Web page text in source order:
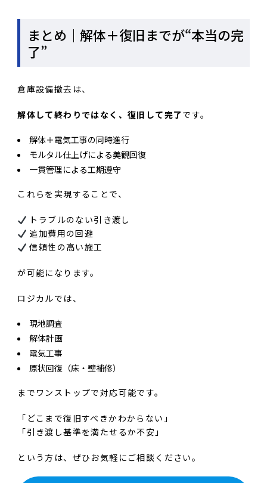
まとめ｜解体＋復旧までが“本当の完
了”
倉庫設備撤去は、
解体して終わりではなく、復旧して完了です。
解体＋電気工事の同時進行
モルタル仕上げによる美観回復
一貫管理による工期遵守
これらを実現することで、
トラブルのない引き渡し
追加費用の回避
信頼性の高い施工
が可能になります。
ロジカルでは、
現地調査
解体計画
電気工事
原状回復（床・壁補修）
までワンストップで対応可能です。
「どこまで復旧すべきかわからない」
「引き渡し基準を満たせるか不安」
という方は、ぜひお気軽にご相談ください。